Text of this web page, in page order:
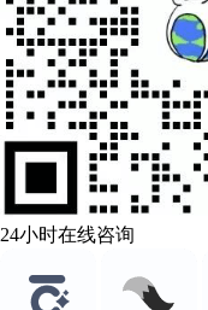
24小时在线咨询